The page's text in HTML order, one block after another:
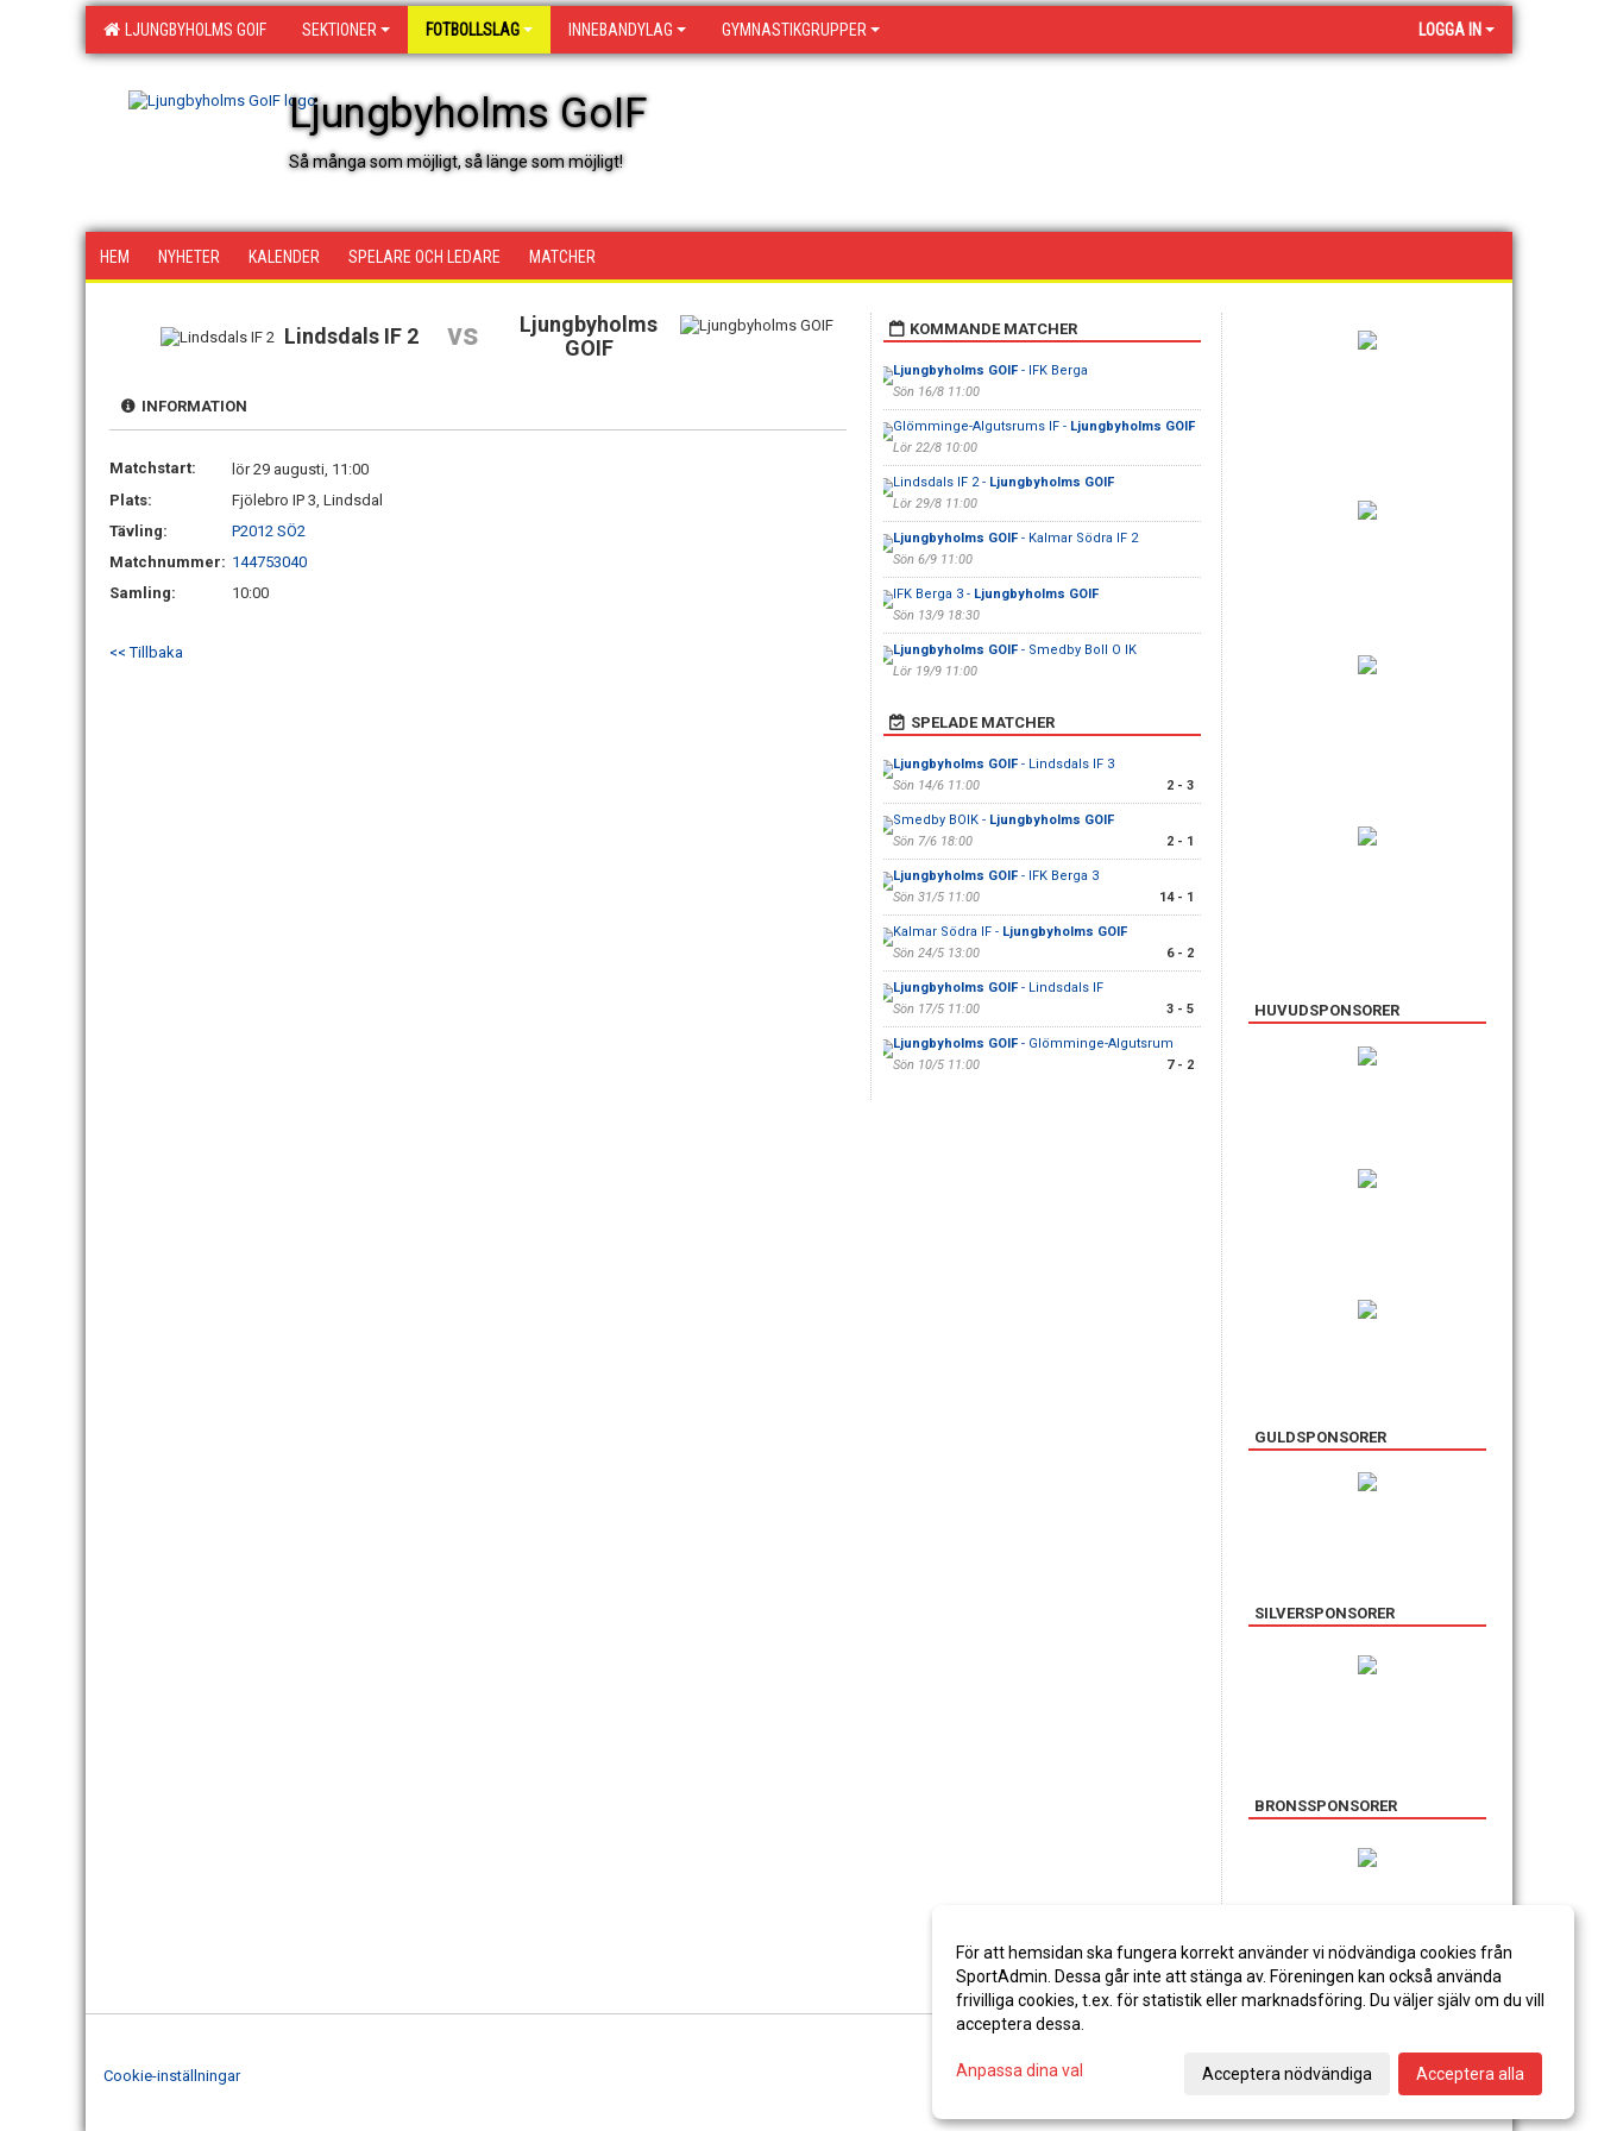
LJUNGBYHOLMS GOIF SEKTIONER FOTBOLLSLAG INNEBANDYLAG GYMNASTIKGRUPPER LOGGA IN
Ljungbyholms GoIF
Så många som möjligt, så länge som möjligt!
HEM NYHETER KALENDER SPELARE OCH LEDARE MATCHER
Lindsdals IF 2 vs
Ljungbyholms
GOIF
INFORMATION
Matchstart:
lör 29 augusti, 11:00
Plats:
Fjölebro IP 3, Lindsdal
Tävling:
P2012 SÖ2
Matchnummer: 144753040
Samling:
10:00
<< Tillbaka
KOMMANDE MATCHER
Ljungbyholms GOIF- IFK Berga
Sön 16/8 11:00
Glömminge-Algutsrums IF - Ljungbyholms GOIF
Lör 22/8 10:00
Lindsdals IF 2 - Ljungbyholms GOIF
Lör 29/8 11:00
Ljungbyholms GOIF- Kalmar Södra IF 2
Sön 6/9 11:00
IFK Berga 3 - Ljungbyholms GOIF
Sön 13/9 18:30
Ljungbyholms GOIF- Smedby Boll O IK
Lör 19/9 11:00
SPELADE MATCHER
Ljungbyholms GOIF- Lindsdals IF 3
Sön 14/6 11:00
2 - 3
Smedby BOIK - Ljungbyholms GOIF
Sön 7/6 18:00
2 - 1
Ljungbyholms GOIF- IFK Berga 3
Sön 31/5 11:00
14 - 1
Kalmar Södra IF - Ljungbyholms GOIF
Sön 24/5 13:00
6 - 2
Ljungbyholms GOIF- Lindsdals IF
Sön 17/5 11:00
3 - 5
Ljungbyholms GOIF- Glömminge-Algutsrum
Sön 10/5 11:00
7 - 2
HUVUDSPONSORER
GULDSPONSORER
SILVERSPONSORER
BRONSSPONSORER
Cookie-inställningar
För att hemsidan ska fungera korrekt använder vi nödvändiga cookies från
SportAdmin. Dessa går inte att stänga av. Föreningen kan också använda
frivilliga cookies, t.ex. för statistik eller marknadsföring. Du väljer själv om du vill
acceptera dessa.
Anpassa dina val Acceptera nödvändiga Acceptera alla